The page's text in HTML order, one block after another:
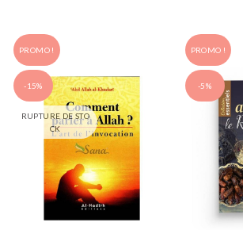
PROMO !
-15%
RUPTURE DE STO
CK
PROMO !
-5%